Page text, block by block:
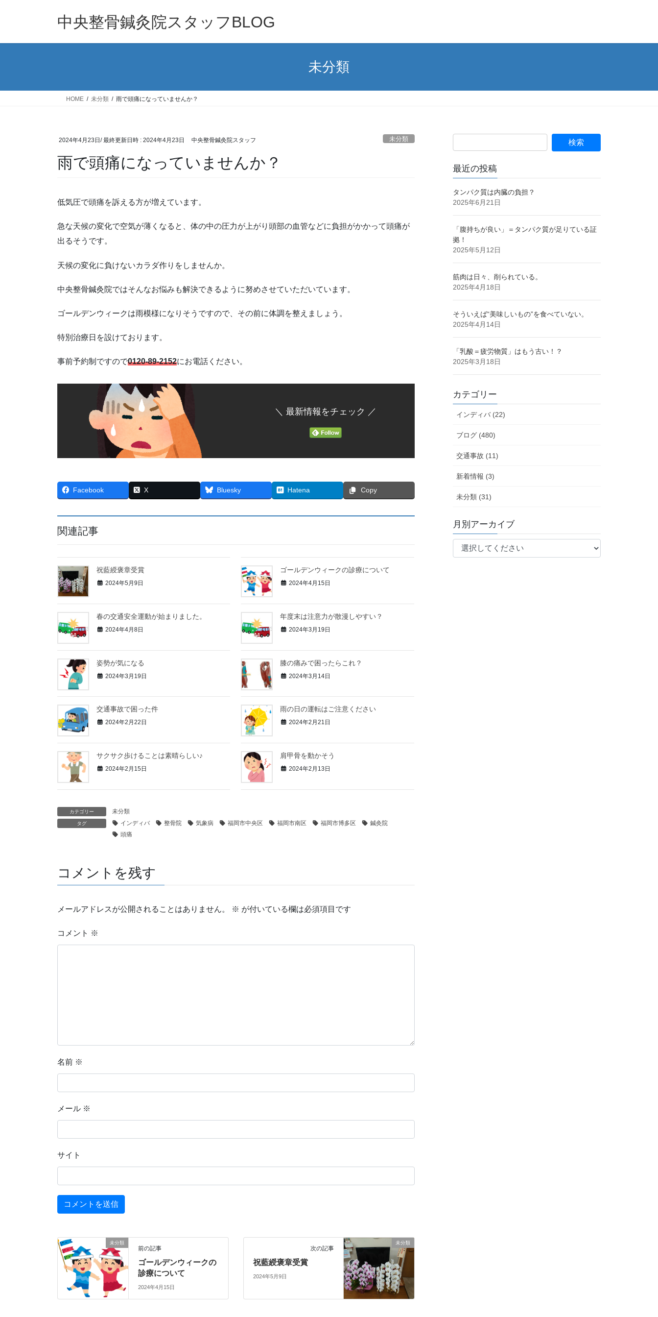
中央整骨鍼灸院スタッフBLOG
未分類
HOME 未分類 雨で頭痛になっていませんか？
2024年4月23日 / 最終更新日時 : 2024年4月23日 中央整骨鍼灸院スタッフ 未分類
雨で頭痛になっていませんか？
低気圧で頭痛を訴える方が増えています。
急な天候の変化で空気が薄くなると、体の中の圧力が上がり頭部の血管などに負担がかかって頭痛が
出るそうです。
天候の変化に負けないカラダ作りをしませんか。
中央整骨鍼灸院ではそんなお悩みも解決できるように努めさせていただいています。
ゴールデンウィークは雨模様になりそうですので、その前に体調を整えましょう。
特別治療日を設けております。
事前予約制ですので0120-89-2152にお電話ください。
＼ 最新情報をチェック ／
Facebook X Bluesky Hatena Copy
関連記事
祝藍綬褒章受賞
2024年5月9日
ゴールデンウィークの診療について
2024年4月15日
春の交通安全運動が始まりました。
2024年4月8日
年度末は注意力が散漫しやすい？
2024年3月19日
姿勢が気になる
2024年3月19日
膝の痛みで困ったらこれ？
2024年3月14日
交通事故で困った件
2024年2月22日
雨の日の運転はご注意ください
2024年2月21日
サクサク歩けることは素晴らしい♪
2024年2月15日
肩甲骨を動かそう
2024年2月13日
カテゴリー 未分類
タグ インディバ 整骨院 気象病 福岡市中央区 福岡市南区 福岡市博多区
鍼灸院
頭痛
コメントを残す
メールアドレスが公開されることはありません。 ※ が付いている欄は必須項目です
コメント ※
名前 ※
メール ※
サイト
未分類
前の記事
ゴールデンウィークの
診療について
2024年4月15日
未分類
次の記事
祝藍綬褒章受賞
2024年5月9日
最近の投稿
タンパク質は内臓の負担？
2025年6月21日
「腹持ちが良い」＝タンパク質が足りている証
拠！
2025年5月12日
筋肉は日々、削られている。
2025年4月18日
そういえば“美味しいもの”を食べていない。
2025年4月14日
「乳酸＝疲労物質」はもう古い！？
2025年3月18日
カテゴリー
インディバ (22)
ブログ (480)
交通事故 (11)
新着情報 (3)
未分類 (31)
月別アーカイブ